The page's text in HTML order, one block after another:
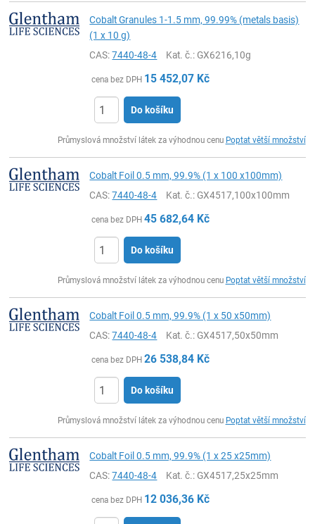
Cobalt Granules 1-1.5 mm, 99.99% (metals basis)
(1 x 10 g)
CAS:7440-48-4 Kat. č.: GX6216,10g
cena bez DPH 15 452,07 Kč
Do košíku
Průmyslová množství látek za výhodnou cenu Poptat větší množství
Cobalt Foil 0.5 mm, 99.9% (1 x 100 x100mm)
CAS:7440-48-4 Kat. č.: GX4517,100x100mm
cena bez DPH 45 682,64 Kč
Do košíku
Průmyslová množství látek za výhodnou cenu Poptat větší množství
Cobalt Foil 0.5 mm, 99.9% (1 x 50 x50mm)
CAS:7440-48-4 Kat. č.: GX4517,50x50mm
cena bez DPH 26 538,84 Kč
Do košíku
Průmyslová množství látek za výhodnou cenu Poptat větší množství
Cobalt Foil 0.5 mm, 99.9% (1 x 25 x25mm)
CAS:7440-48-4 Kat. č.: GX4517,25x25mm
cena bez DPH 12 036,36 Kč